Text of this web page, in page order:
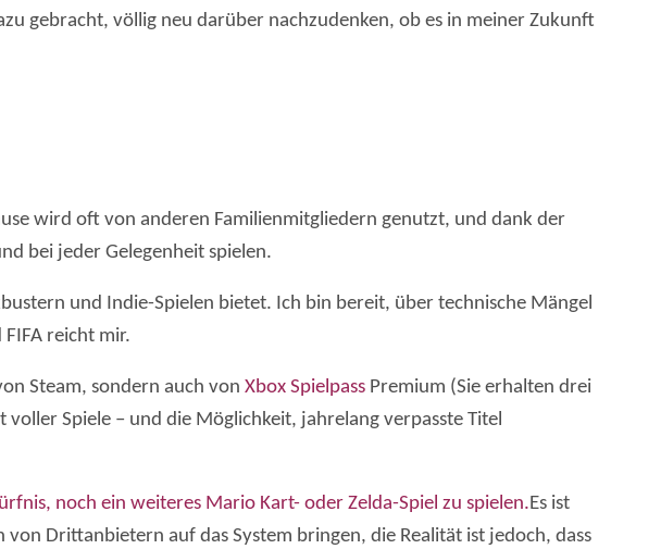
gebracht, völlig neu darüber nachzudenken, ob es in meiner Zukunft
wird oft von anderen Familienmitgliedern genutzt, und dank der
bei jeder Gelegenheit spielen.
und Indie-Spielen bietet. Ich bin bereit, über technische Mängel
FIFA reicht mir.
Steam, sondern auch von Xbox Spielpass Premium (Sie erhalten drei
Spiele – und die Möglichkeit, jahrelang verpasste Titel
noch ein weiteres Mario Kart- oder Zelda-Spiel zu spielen. Es ist
Drittanbietern auf das System bringen, die Realität ist jedoch, dass